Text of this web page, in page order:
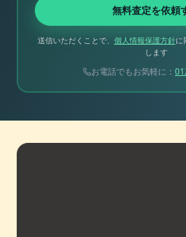
無料査定を依頼
送信いただくことで、 個人情報保護方針に
します
お電話でもお気軽に：